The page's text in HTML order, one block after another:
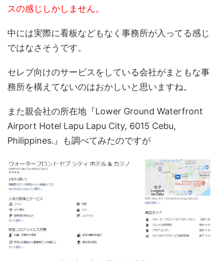
スの感じしかしません。
中には実際に看板などもなく事務所が入ってる感じ
ではなさそうです。
セレブ向けのサービスをしている会社がまともな事
務所を構えてないのはおかしいと思いますね。
また親会社の所在地『Lower Ground Waterfront
Airport Hotel Lapu Lapu City, 6015 Cebu,
Philippines.』も調べてみたのですが